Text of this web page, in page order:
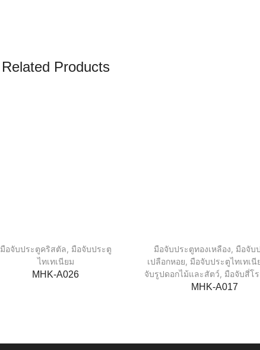
Related Products
มือจับประตูคริสตัล, มือจับประตู
ไทเทเนียม
MHK-A026
มือจับประตูทองเหลือง, มือจับ
เปลือกหอย, มือจับประตูไทเทเนี
จับรูปดอกไม้และสัตว์, มือจับสี่โ
MHK-A017